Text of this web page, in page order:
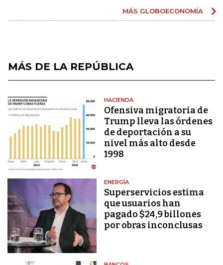
MÁS GLOBOECONOMÍA
MÁS DE LA REPÚBLICA
HACIENDA
Ofensiva migratoria de
Trump lleva las órdenes
de deportación a su
nivel más alto desde
1998
ENERGÍA
Superservicios estima
que usuarios han
pagado $24,9 billones
por obras inconclusas